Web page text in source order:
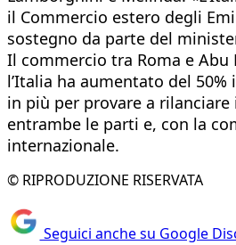
il Commercio estero degli
sostegno da parte del
Il commercio tra Roma e
l’Italia ha aumentato del
in più per provare a
entrambe le parti e, con la
internazionale.
© RIPRODUZIONE RISERVATA
Seguici anche su Google